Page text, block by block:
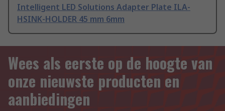
Intelligent LED Solutions Adapter Plate ILA-
HSINK-HOLDER 45 mm 6mm
Wees als eerste op de hoogte van
onze nieuwste producten en
aanbiedingen